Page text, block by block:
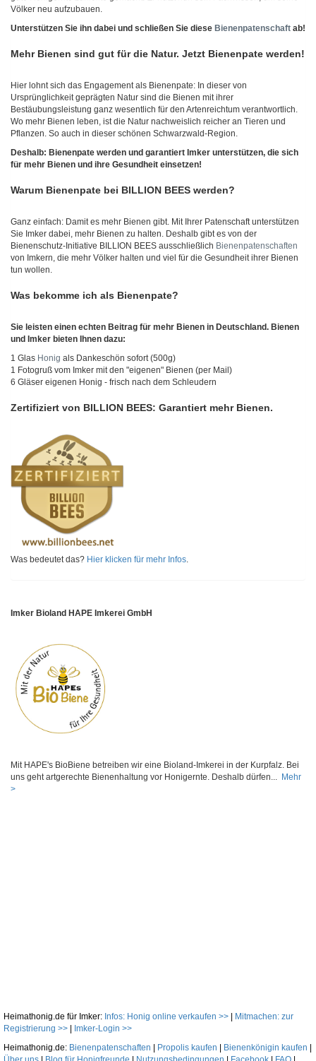
Völker neu aufzubauen.
Unterstützen Sie ihn dabei und schließen Sie diese Bienenpatenschaft ab!
Mehr Bienen sind gut für die Natur. Jetzt Bienenpate werden!
Hier lohnt sich das Engagement als Bienenpate: In dieser von
Ursprünglichkeit geprägten Natur sind die Bienen mit ihrer
Bestäubungsleistung ganz wesentlich für den Artenreichtum verantwortlich.
Wo mehr Bienen leben, ist die Natur nachweislich reicher an Tieren und
Pflanzen. So auch in dieser schönen Schwarzwald-Region.
Deshalb: Bienenpate werden und garantiert Imker unterstützen, die sich
für mehr Bienen und ihre Gesundheit einsetzen!
Warum Bienenpate bei BILLION BEES werden?
Ganz einfach: Damit es mehr Bienen gibt. Mit Ihrer Patenschaft unterstützen
Sie Imker dabei, mehr Bienen zu halten. Deshalb gibt es von der
Bienenschutz-Initiative BILLION BEES ausschließlich Bienenpatenschaften
von Imkern, die mehr Völker halten und viel für die Gesundheit ihrer Bienen
tun wollen.
Was bekomme ich als Bienenpate?
Sie leisten einen echten Beitrag für mehr Bienen in Deutschland. Bienen
und Imker bieten Ihnen dazu:
1 Glas Honig als Dankeschön sofort (500g)
1 Fotogruß vom Imker mit den "eigenen" Bienen (per Mail)
6 Gläser eigenen Honig - frisch nach dem Schleudern
Zertifiziert von BILLION BEES: Garantiert mehr Bienen.
Was bedeutet das? Hier klicken für mehr Infos.
Imker Bioland HAPE Imkerei GmbH
Mit HAPE's BioBiene betreiben wir eine Bioland-Imkerei in der Kurpfalz. Bei
uns geht artgerechte Bienenhaltung vor Honigernte. Deshalb dürfen... Mehr
>
Heimathonig.de für Imker: Infos: Honig online verkaufen >>
Mitmachen: zur
Registrierung >>
Imker-Login >>
Heimathonig.de: Bienenpatenschaften Propolis kaufen Bienenkönigin kaufen